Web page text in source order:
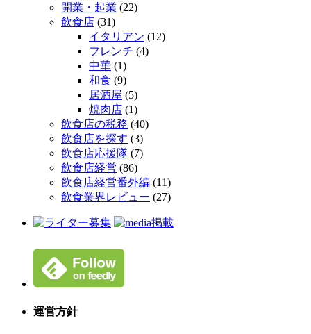
開業・起業 (22)
飲食店 (31)
イタリアン (12)
フレンチ (4)
中華 (1)
和食 (9)
居酒屋 (5)
焼肉店 (1)
飲食店の税務 (40)
飲食店を探す (3)
飲食店応援隊 (7)
飲食店経営 (86)
飲食店経営番外編 (11)
飲食業界レビュー (27)
運営方針